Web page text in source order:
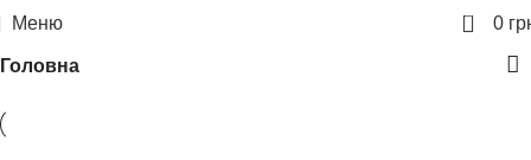
Меню 0 0
Головна